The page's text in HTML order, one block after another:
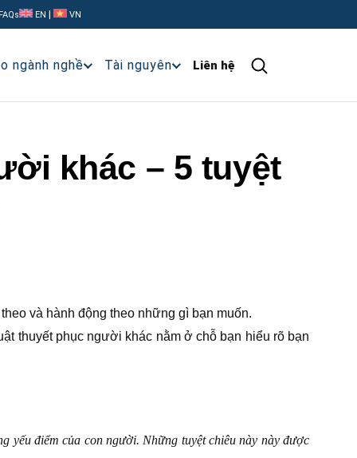
FAQs EN | VN
ngành nghề Tài nguyên Liên hệ
khác – 5 tuyệt
và hành động theo những gì bạn muốn.
thuyết phục người khác nằm ở chỗ bạn hiểu rõ bạn
yếu điểm của con người. Những tuyệt chiêu này này được